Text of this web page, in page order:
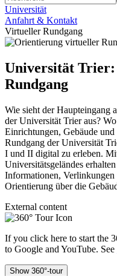
Universität
Anfahrt & Kontakt
Virtueller Rundgang
Universität
Rundgang
Wie sieht der Haupteingang
der Universität Trier aus?
Einrichtungen, Gebäude
Rundgang der Universität
I und II digital zu erleben.
Universitätsgeländes
Informationen,
Orientierung über die
External content
If you click here to start the
to Google and YouTube. See
Show 360°-tour